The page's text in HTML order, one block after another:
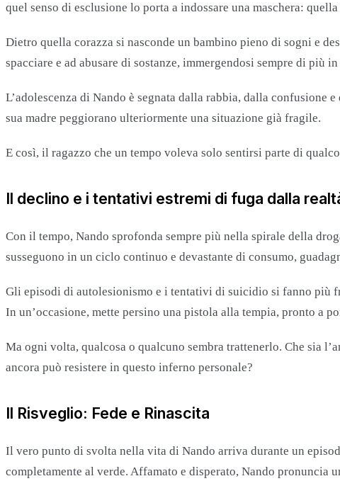
quel senso di esclusione lo porta a indossare una maschera:
Dietro quella corazza si nasconde un bambino pieno di sogni e
spacciare e ad abusare di sostanze, immergendosi sempre di più
L’adolescenza di Nando è segnata dalla rabbia, dalla confusione
sua madre peggiorano ulteriormente una situazione già fragile.
E così, il ragazzo che un tempo voleva solo sentirsi parte di
Il declino e i tentativi estremi di fuga dalla
Con il tempo, Nando sprofonda sempre più nella spirale della
susseguono in un ciclo continuo e devastante di consumo,
Gli episodi di autolesionismo e i tentativi di suicidio si fanno più
In un’occasione, mette persino una pistola alla tempia, pronto a
Ma ogni volta, qualcosa o qualcuno sembra trattenerlo. Che sia
ancora può resistere in questo inferno personale?
Il Risveglio: Fede e Rinascita
Il vero punto di svolta nella vita di Nando arriva durante un
completamente al verde. Affamato e disperato, Nando pronuncia